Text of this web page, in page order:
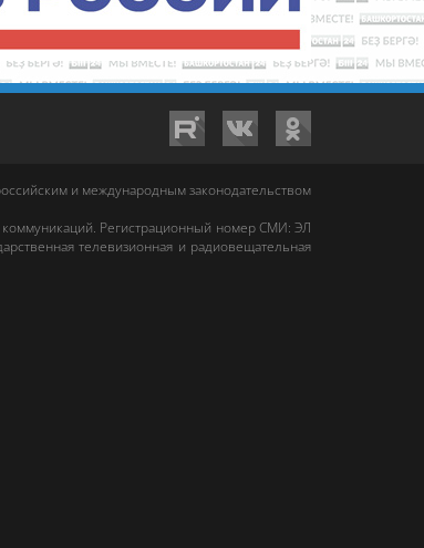
и международным законодательством
Регистрационный номер СМИ: ЭЛ
телевизионная и радиовещательная